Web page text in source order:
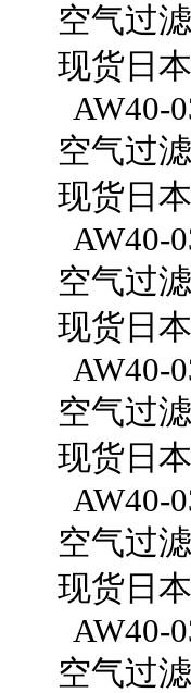
空气过
现货日
AW40-
空气过
现货日
AW40-
空气过
现货日
AW40-
空气过
现货日
AW40-
空气过
现货日
AW40-
空气过